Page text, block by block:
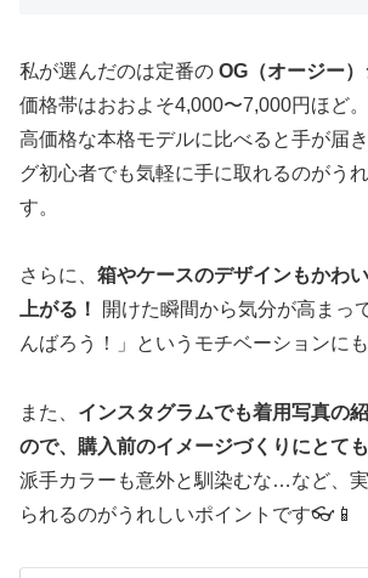
私が選んだのは定番の OG（オージー
価格帯はおおよそ4,000〜7,000円ほど。
高価格な本格モデルに比べると手が届
グ初心者でも気軽に手に取れるのがう
す。
さらに、 箱やケースのデザインもかわ
上がる！
開けた瞬間から気分が高まっ
んばろう！」というモチベーションに
また、 インスタグラムでも着用写真の
ので、購入前のイメージづくりにとて
派手カラーも意外と馴染むな…など、
られるのがうれしいポイントです👓📱